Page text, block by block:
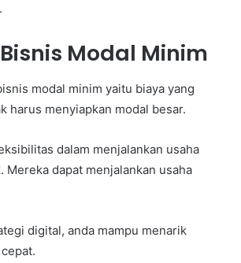
Modal Minim
modal minim yaitu biaya yang
harus menyiapkan modal besar.
dalam menjalankan usaha
Mereka dapat menjalankan usaha
digital, anda mampu menarik